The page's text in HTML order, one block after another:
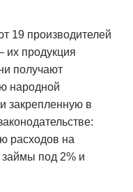
19 производителей
их продукция
получают
народной
закрепленную в
расходов на
займы под 2% и